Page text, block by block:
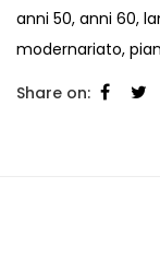
anni 50, anni 60,
modernariato,
Share on: